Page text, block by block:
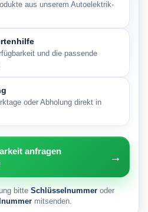
aus unserem Autoelektrik-
und die passende
oder Abholung direkt in
anfragen →
bitte Schlüsselnummeroder
mitsenden.